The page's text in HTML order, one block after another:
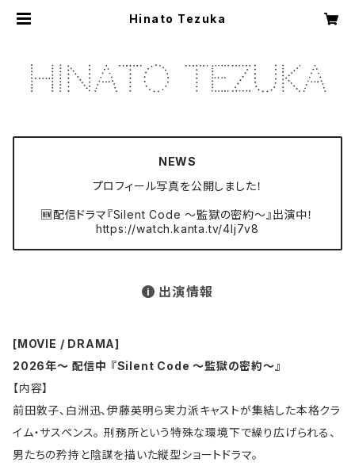
Hinato Tezuka
NEWS
プロフィール写真を公開しました！
🆕配信ドラマ『Silent Code 〜監獄の密約〜』出演中！
https://watch.kanta.tv/4lj7v8
出演情報
[MOVIE / DRAMA]
2026年〜 配信中 『Silent Code 〜監獄の密約〜』
【内容】
前田敦子、白洲迅、伊藤英明ら実力派キャストが集結した本格クラ
イム・サスペンス。 刑務所という特殊な環境下で繰り広げられる、
男たちの矜持と陰謀を描いた縦型ショートドラマ。